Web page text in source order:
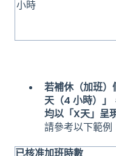
小時
若補休（加班）
天（4 小時）」
均以「X天」呈
請參考以下範例